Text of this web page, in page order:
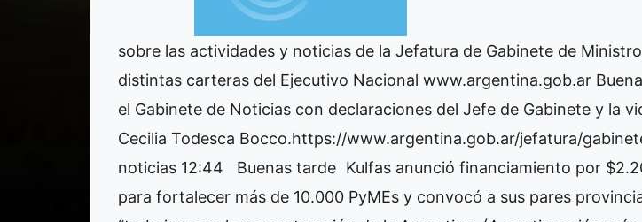
sobre las actividades y noticias de la Jefatura de Gabinete de
distintas carteras del Ejecutivo Nacional www.argentina.gob.ar
el Gabinete de Noticias con declaraciones del Jefe de Gabinete y la
Cecilia Todesca Bocco.https://www.argentina.gob.ar/jefatura/
noticias 12:44 Buenas tarde Kulfas anunció financiamiento por
para fortalecer más de 10.000 PyMEs y convocó a sus pares